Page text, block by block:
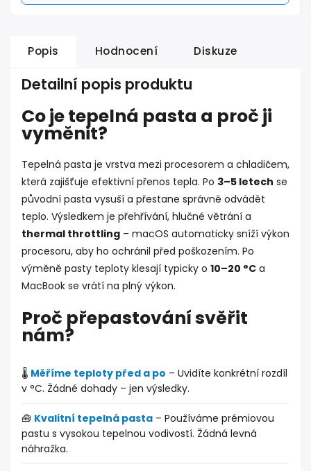
Popis Hodnocení Diskuze
Detailní popis produktu
Co je tepelná pasta a proč ji
vyměnit?
Tepelná pasta je vrstva mezi procesorem a chladičem,
která zajišťuje efektivní přenos tepla. Po 3–5 letech se
původní pasta vysuší a přestane správně odvádět
teplo. Výsledkem je přehřívání, hlučné větrání a
thermal throttling – macOS automaticky sníží výkon
procesoru, aby ho ochránil před poškozením. Po
výměně pasty teploty klesají typicky o 10–20 °C a
MacBook se vrátí na plný výkon.
Proč přepastování svěřit
nám?
🌡️ Měříme teploty před a po – Uvidíte konkrétní rozdíl
v °C. Žádné dohady – jen výsledky.
🧰 Kvalitní tepelná pasta – Používáme prémiovou
pastu s vysokou tepelnou vodivostí. Žádná levná
náhražka.